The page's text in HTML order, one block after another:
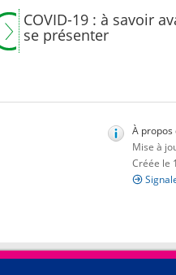
COVID-19 : à savoir
se présenter
À propos
Mise à
Créée le